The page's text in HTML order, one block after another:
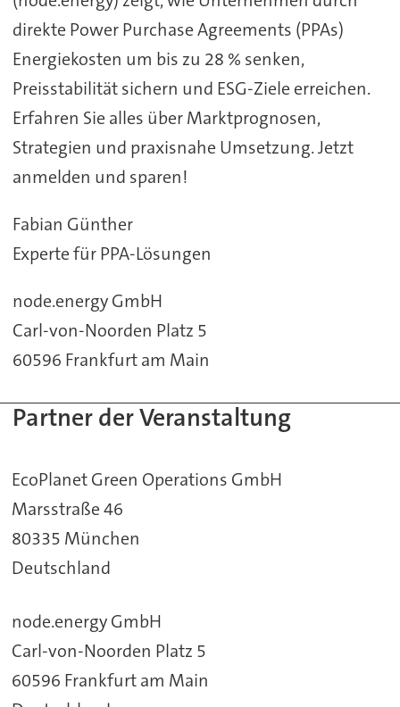
direkte Power Purchase Agreements (PPAs)
Energiekosten um bis zu 28 % senken,
Preisstabilität sichern und ESG-Ziele erreichen.
Erfahren Sie alles über Marktprognosen,
Strategien und praxisnahe Umsetzung. Jetzt
anmelden und sparen!
Fabian Günther
Experte für PPA-Lösungen
node.energy GmbH
Carl-von-Noorden Platz 5
60596 Frankfurt am Main
Partner der Veranstaltung
EcoPlanet Green Operations GmbH
Marsstraße 46
80335 München
Deutschland
node.energy GmbH
Carl-von-Noorden Platz 5
60596 Frankfurt am Main